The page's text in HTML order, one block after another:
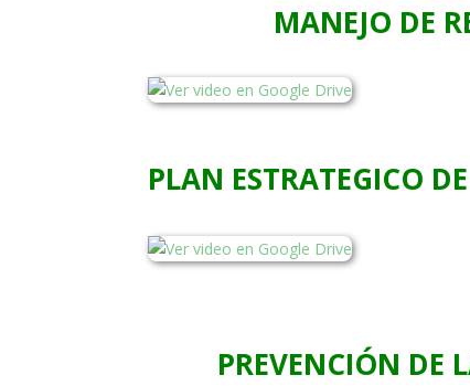
MANEJO DE
PLAN ESTRATEGICO
PREVENCIÓN DE